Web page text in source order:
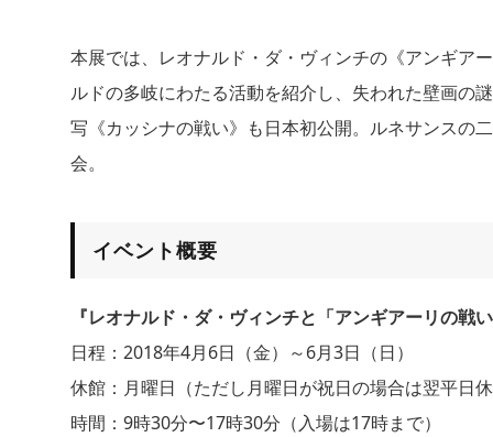
本展では、レオナルド・ダ・ヴィンチの《アンギア
ルドの多岐にわたる活動を紹介し、失われた壁画の
写《カッシナの戦い》も日本初公開。ルネサンスの
会。
イベント概要
『レオナルド・ダ・ヴィンチと「アンギアーリの戦
日程：2018年4月6日（金）～6月3日（日）
休館：月曜日（ただし月曜日が祝日の場合は翌平日
時間：9時30分〜17時30分（入場は17時まで）